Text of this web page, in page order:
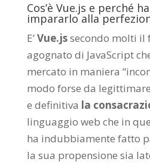
Cos’è Vue.js e perché
impararlo alla
E’Vue.jssecondo molti il
agognato di JavaScript
mercato in maniera
modo forse da
e definitiva la
linguaggio web che in
ha indubbiamente fatto
la sua propensione sia